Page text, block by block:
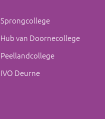
Sprongcollege
Hub van Doornecollege
Peellandcollege
IVO Deurne